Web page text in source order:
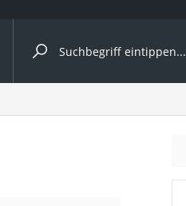
Kategorie